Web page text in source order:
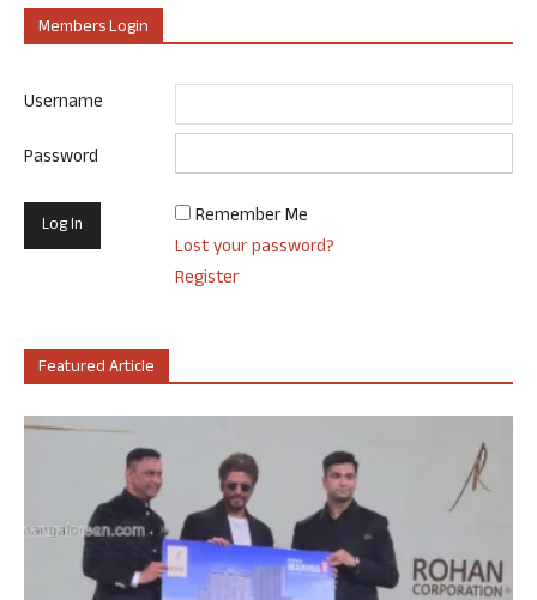
Members Login
Username
Password
Remember Me
Lost your password?
Register
Featured Article